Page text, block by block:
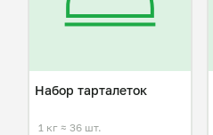
Набор тарталеток
1 кг ≈ 36 шт.